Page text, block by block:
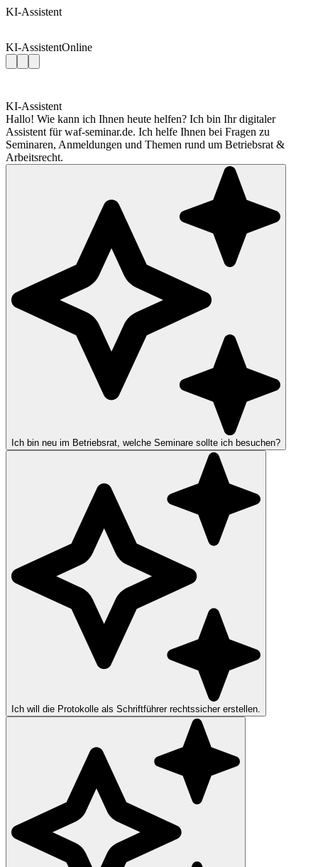
KI-Assistent
KI-AssistentOnline
KI-Assistent
Hallo! Wie kann ich Ihnen heute helfen? Ich bin Ihr digitaler
Assistent für waf-seminar.de. Ich helfe Ihnen bei Fragen zu
Seminaren, Anmeldungen und Themen rund um Betriebsrat &
Arbeitsrecht.
Ich bin neu im Betriebsrat, welche Seminare sollte ich besuchen?
Ich will die Protokolle als Schriftführer rechtssicher erstellen.